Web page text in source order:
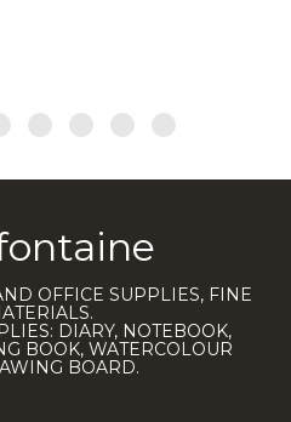
OFFICE SUPPLIES, FINE
DIARY, NOTEBOOK,
BOOK, WATERCOLOUR
BOARD.